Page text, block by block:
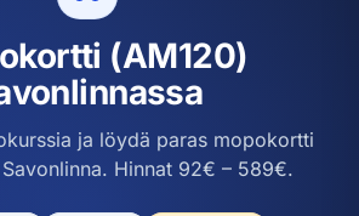
(AM120)
ja löydä paras mopokortti
Hinnat 92€ – 589€.